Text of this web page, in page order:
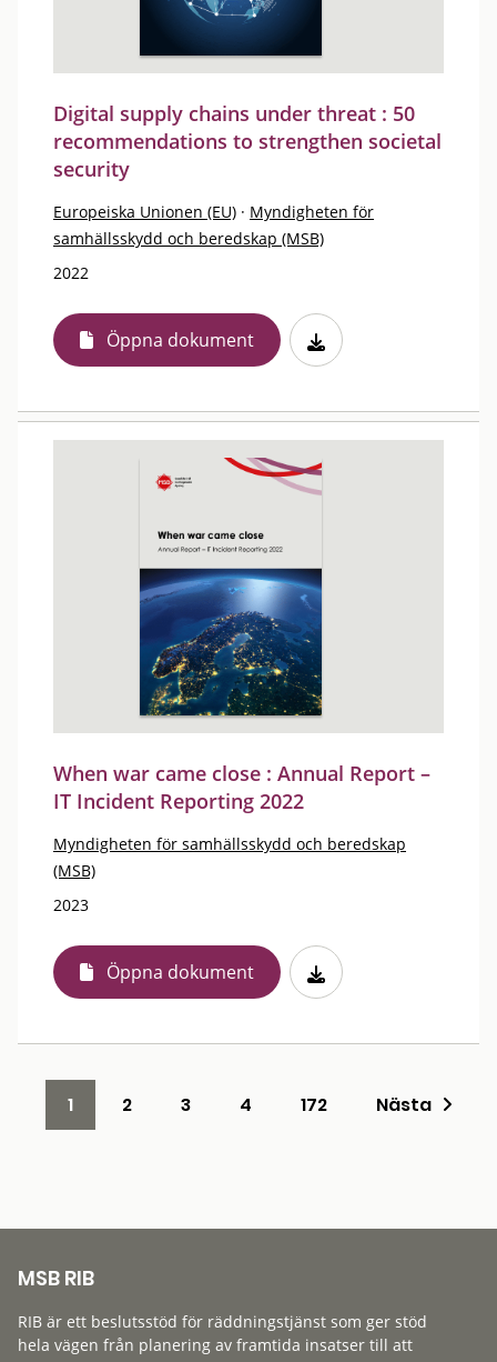
Digital supply chains under threat : 50
recommendations to strengthen societal
security
Europeiska Unionen (EU) · Myndigheten för
samhällsskydd och beredskap (MSB)
2022
Öppna dokument
When war came close : Annual Report –
IT Incident Reporting 2022
Myndigheten för samhällsskydd och beredskap
(MSB)
2023
Öppna dokument
1 2 3 4 172 Nästa
MSB RIB
RIB är ett beslutsstöd för räddningstjänst som ger stöd
hela vägen från planering av framtida insatser till att